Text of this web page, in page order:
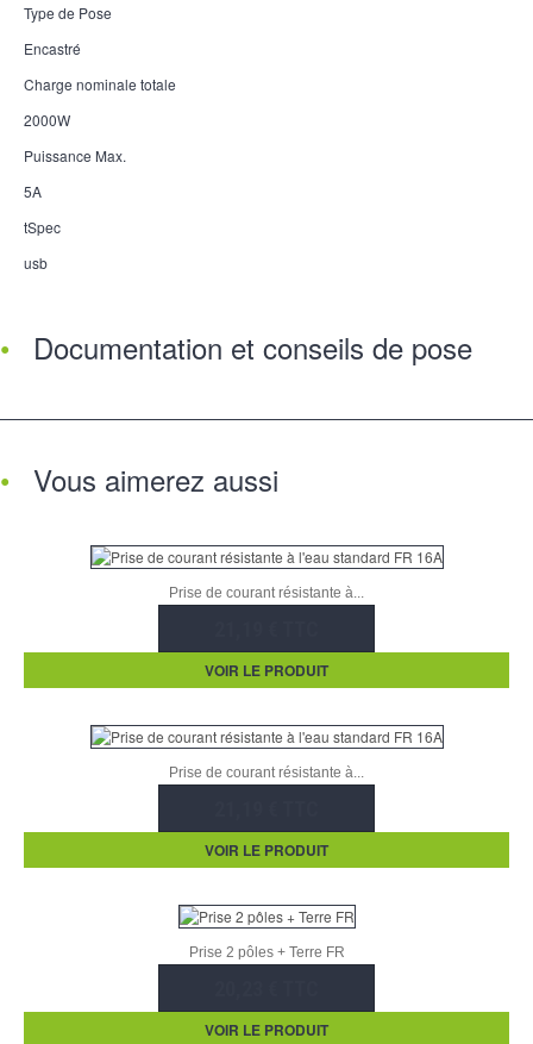
Type de Pose
Encastré
Charge nominale totale
2000W
Puissance Max.
5A
tSpec
usb
Documentation et conseils de pose
Vous aimerez aussi
Prise de courant résistante à...
VOIR LE PRODUIT
Prise de courant résistante à...
VOIR LE PRODUIT
Prise 2 pôles + Terre FR
VOIR LE PRODUIT